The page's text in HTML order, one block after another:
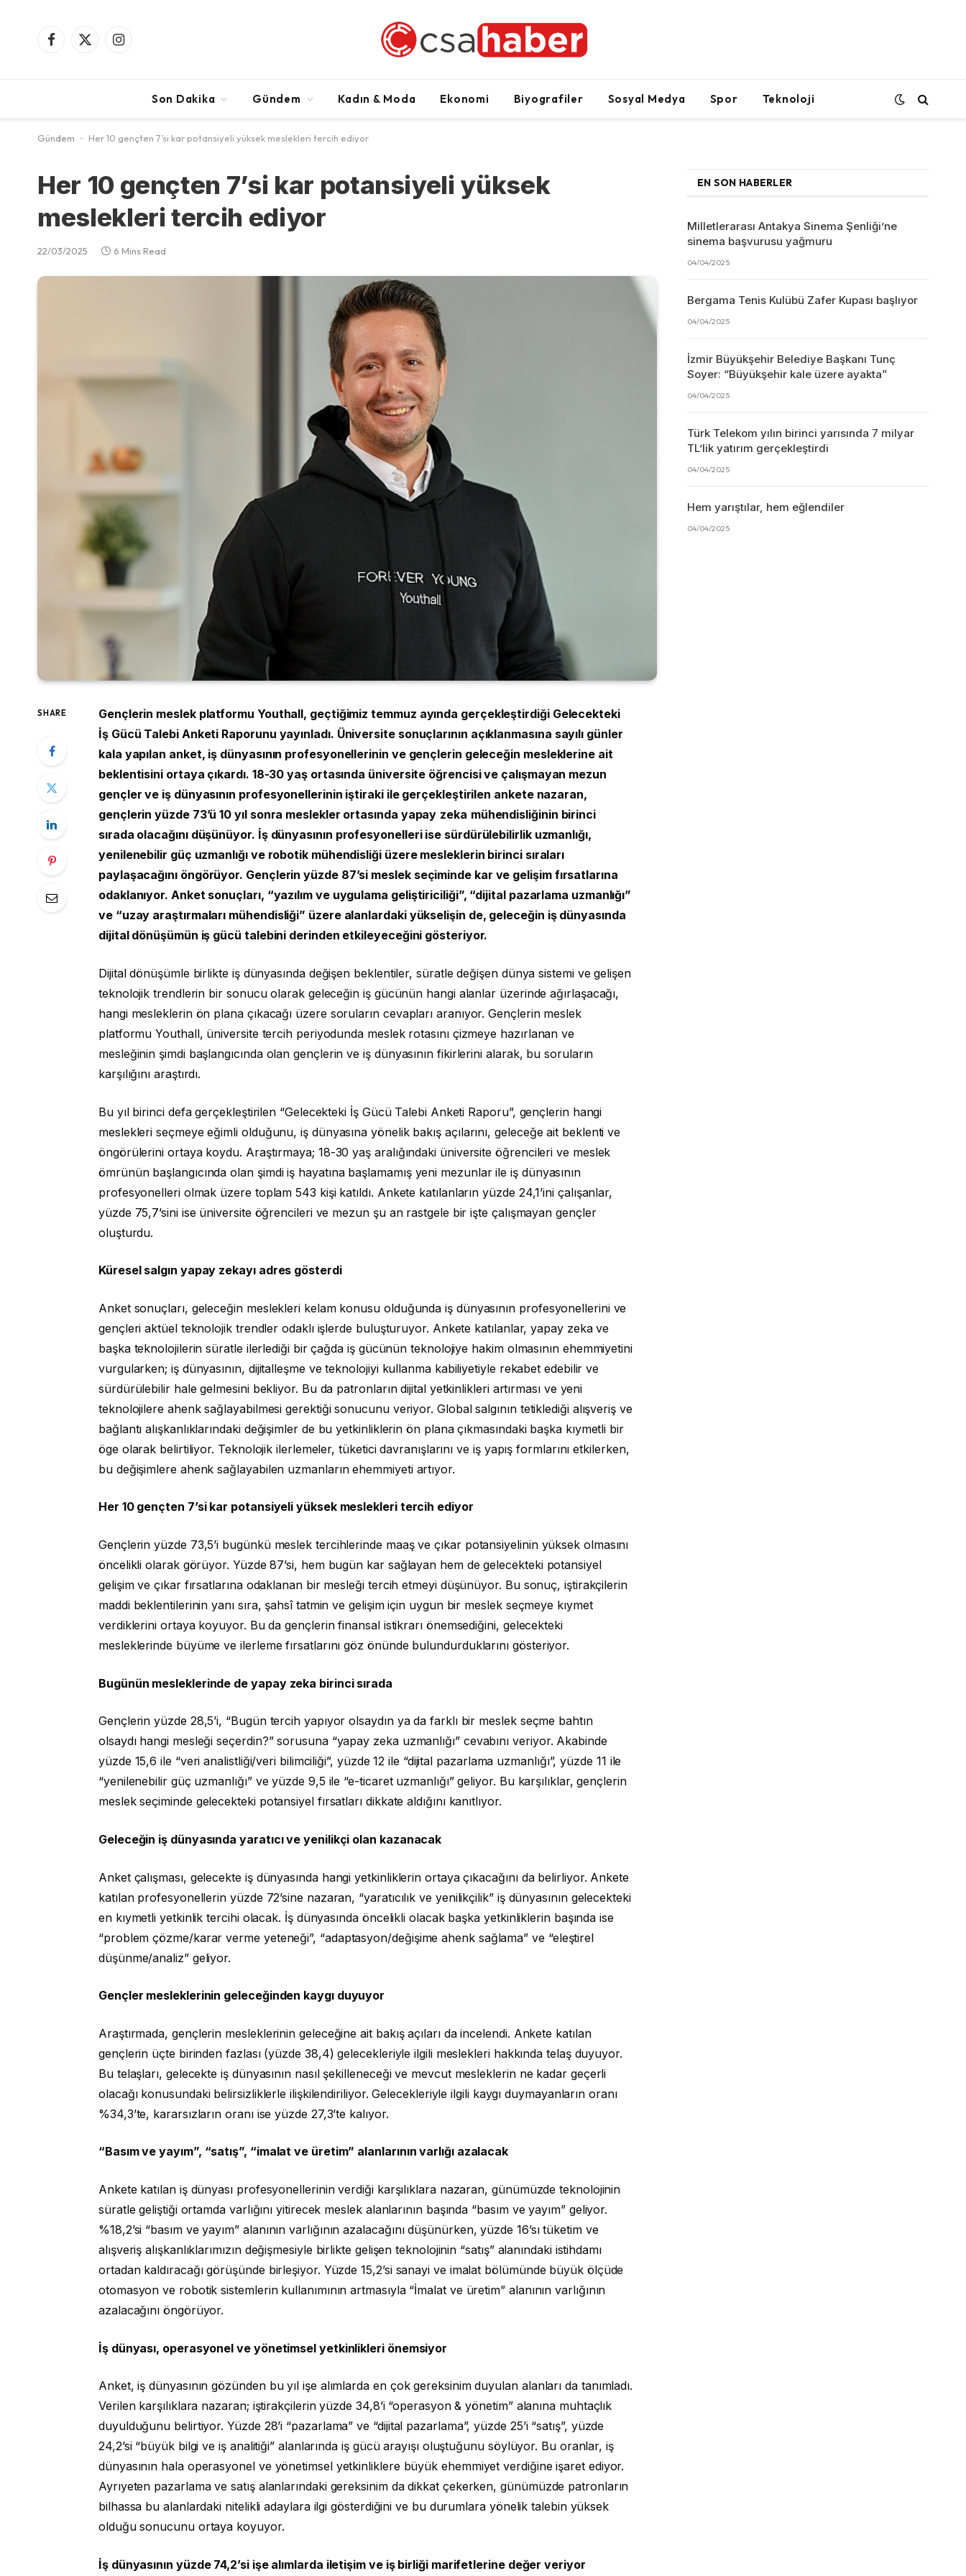
Facebook
X
Instagram
Son Dakika Gündem Kadın & Moda Ekonomi Biyografiler Sosyal Medya Spor Teknoloji
Gündem - Her 10 gençten 7’si kar potansiyeli yüksek meslekleri tercih ediyor
Her 10 gençten 7’si kar potansiyeli yüksek
meslekleri tercih ediyor
22/03/2025 6 Mins Read
SHARE
Gençlerin meslek platformu Youthall, geçtiğimiz temmuz ayında gerçekleştirdiği Gelecekteki
İş Gücü Talebi Anketi Raporunu yayınladı. Üniversite sonuçlarının açıklanmasına sayılı günler
kala yapılan anket, iş dünyasının profesyonellerinin ve gençlerin geleceğin mesleklerine ait
beklentisini ortaya çıkardı. 18-30 yaş ortasında üniversite öğrencisi ve çalışmayan mezun
gençler ve iş dünyasının profesyonellerinin iştiraki ile gerçekleştirilen ankete nazaran,
gençlerin yüzde 73’ü 10 yıl sonra meslekler ortasında yapay zeka mühendisliğinin birinci
sırada olacağını düşünüyor. İş dünyasının profesyonelleri ise sürdürülebilirlik uzmanlığı,
yenilenebilir güç uzmanlığı ve robotik mühendisliği üzere mesleklerin birinci sıraları
paylaşacağını öngörüyor. Gençlerin yüzde 87’si meslek seçiminde kar ve gelişim fırsatlarına
odaklanıyor. Anket sonuçları, “yazılım ve uygulama geliştiriciliği”, “dijital pazarlama uzmanlığı”
ve “uzay araştırmaları mühendisliği” üzere alanlardaki yükselişin de, geleceğin iş dünyasında
dijital dönüşümün iş gücü talebini derinden etkileyeceğini gösteriyor.
Dijital dönüşümle birlikte iş dünyasında değişen beklentiler, süratle değişen dünya sistemi ve gelişen
teknolojik trendlerin bir sonucu olarak geleceğin iş gücünün hangi alanlar üzerinde ağırlaşacağı,
hangi mesleklerin ön plana çıkacağı üzere soruların cevapları aranıyor. Gençlerin meslek
platformu Youthall, üniversite tercih periyodunda meslek rotasını çizmeye hazırlanan ve
mesleğinin şimdi başlangıcında olan gençlerin ve iş dünyasının fikirlerini alarak, bu soruların
karşılığını araştırdı.
Bu yıl birinci defa gerçekleştirilen “Gelecekteki İş Gücü Talebi Anketi Raporu”, gençlerin hangi
meslekleri seçmeye eğimli olduğunu, iş dünyasına yönelik bakış açılarını, geleceğe ait beklenti ve
öngörülerini ortaya koydu. Araştırmaya; 18-30 yaş aralığındaki üniversite öğrencileri ve meslek
ömrünün başlangıcında olan şimdi iş hayatına başlamamış yeni mezunlar ile iş dünyasının
profesyonelleri olmak üzere toplam 543 kişi katıldı. Ankete katılanların yüzde 24,1’ini çalışanlar,
yüzde 75,7’sini ise üniversite öğrencileri ve mezun şu an rastgele bir işte çalışmayan gençler
oluşturdu.
Küresel salgın yapay zekayı adres gösterdi
Anket sonuçları, geleceğin meslekleri kelam konusu olduğunda iş dünyasının profesyonellerini ve
gençleri aktüel teknolojik trendler odaklı işlerde buluşturuyor. Ankete katılanlar, yapay zeka ve
başka teknolojilerin süratle ilerlediği bir çağda iş gücünün teknolojiye hakim olmasının ehemmiyetini
vurgularken; iş dünyasının, dijitalleşme ve teknolojiyi kullanma kabiliyetiyle rekabet edebilir ve
sürdürülebilir hale gelmesini bekliyor. Bu da patronların dijital yetkinlikleri artırması ve yeni
teknolojilere ahenk sağlayabilmesi gerektiği sonucunu veriyor. Global salgının tetiklediği alışveriş ve
bağlantı alışkanlıklarındaki değişimler de bu yetkinliklerin ön plana çıkmasındaki başka kıymetli bir
öge olarak belirtiliyor. Teknolojik ilerlemeler, tüketici davranışlarını ve iş yapış formlarını etkilerken,
bu değişimlere ahenk sağlayabilen uzmanların ehemmiyeti artıyor.
Her 10 gençten 7’si kar potansiyeli yüksek meslekleri tercih ediyor
Gençlerin yüzde 73,5’i bugünkü meslek tercihlerinde maaş ve çıkar potansiyelinin yüksek olmasını
öncelikli olarak görüyor. Yüzde 87’si, hem bugün kar sağlayan hem de gelecekteki potansiyel
gelişim ve çıkar fırsatlarına odaklanan bir mesleği tercih etmeyi düşünüyor. Bu sonuç, iştirakçilerin
maddi beklentilerinin yanı sıra, şahsî tatmin ve gelişim için uygun bir meslek seçmeye kıymet
verdiklerini ortaya koyuyor. Bu da gençlerin finansal istikrarı önemsediğini, gelecekteki
mesleklerinde büyüme ve ilerleme fırsatlarını göz önünde bulundurduklarını gösteriyor.
Bugünün mesleklerinde de yapay zeka birinci sırada
Gençlerin yüzde 28,5’i, “Bugün tercih yapıyor olsaydın ya da farklı bir meslek seçme bahtın
olsaydı hangi mesleği seçerdin?” sorusuna “yapay zeka uzmanlığı” cevabını veriyor. Akabinde
yüzde 15,6 ile “veri analistliği/veri bilimciliği”, yüzde 12 ile “dijital pazarlama uzmanlığı”, yüzde 11 ile
“yenilenebilir güç uzmanlığı” ve yüzde 9,5 ile “e-ticaret uzmanlığı” geliyor. Bu karşılıklar, gençlerin
meslek seçiminde gelecekteki potansiyel fırsatları dikkate aldığını kanıtlıyor.
Geleceğin iş dünyasında yaratıcı ve yenilikçi olan kazanacak
Anket çalışması, gelecekte iş dünyasında hangi yetkinliklerin ortaya çıkacağını da belirliyor. Ankete
katılan profesyonellerin yüzde 72’sine nazaran, “yaratıcılık ve yenilikçilik” iş dünyasının gelecekteki
en kıymetli yetkinlik tercihi olacak. İş dünyasında öncelikli olacak başka yetkinliklerin başında ise
“problem çözme/karar verme yeteneği”, “adaptasyon/değişime ahenk sağlama” ve “eleştirel
düşünme/analiz” geliyor.
Gençler mesleklerinin geleceğinden kaygı duyuyor
Araştırmada, gençlerin mesleklerinin geleceğine ait bakış açıları da incelendi. Ankete katılan
gençlerin üçte birinden fazlası (yüzde 38,4) gelecekleriyle ilgili meslekleri hakkında telaş duyuyor.
Bu telaşları, gelecekte iş dünyasının nasıl şekilleneceği ve mevcut mesleklerin ne kadar geçerli
olacağı konusundaki belirsizliklerle ilişkilendiriliyor. Gelecekleriyle ilgili kaygı duymayanların oranı
%34,3’te, kararsızların oranı ise yüzde 27,3’te kalıyor.
“Basım ve yayım”, “satış”, “imalat ve üretim” alanlarının varlığı azalacak
Ankete katılan iş dünyası profesyonellerinin verdiği karşılıklara nazaran, günümüzde teknolojinin
süratle geliştiği ortamda varlığını yitirecek meslek alanlarının başında “basım ve yayım” geliyor.
%18,2’si “basım ve yayım” alanının varlığının azalacağını düşünürken, yüzde 16’sı tüketim ve
alışveriş alışkanlıklarımızın değişmesiyle birlikte gelişen teknolojinin “satış” alanındaki istihdamı
ortadan kaldıracağı görüşünde birleşiyor. Yüzde 15,2’si sanayi ve imalat bölümünde büyük ölçüde
otomasyon ve robotik sistemlerin kullanımının artmasıyla “İmalat ve üretim” alanının varlığının
azalacağını öngörüyor.
İş dünyası, operasyonel ve yönetimsel yetkinlikleri önemsiyor
Anket, iş dünyasının gözünden bu yıl işe alımlarda en çok gereksinim duyulan alanları da tanımladı.
Verilen karşılıklara nazaran; iştirakçilerin yüzde 34,8’i “operasyon & yönetim” alanına muhtaçlık
duyulduğunu belirtiyor. Yüzde 28’i “pazarlama” ve “dijital pazarlama”, yüzde 25’i “satış”, yüzde
24,2’si “büyük bilgi ve iş analitiği” alanlarında iş gücü arayışı oluştuğunu söylüyor. Bu oranlar, iş
dünyasının hala operasyonel ve yönetimsel yetkinliklere büyük ehemmiyet verdiğine işaret ediyor.
Ayrıyeten pazarlama ve satış alanlarındaki gereksinim da dikkat çekerken, günümüzde patronların
bilhassa bu alanlardaki nitelikli adaylara ilgi gösterdiğini ve bu durumlara yönelik talebin yüksek
olduğu sonucunu ortaya koyuyor.
İş dünyasının yüzde 74,2’si işe alımlarda iletişim ve iş birliği marifetlerine değer veriyor
EN SON HABERLER
Milletlerarası Antakya Sinema Şenliği’ne
sinema başvurusu yağmuru
04/04/2025
Bergama Tenis Kulübü Zafer Kupası başlıyor
04/04/2025
İzmir Büyükşehir Belediye Başkanı Tunç
Soyer: “Büyükşehir kale üzere ayakta”
04/04/2025
Türk Telekom yılın birinci yarısında 7 milyar
TL’lik yatırım gerçekleştirdi
04/04/2025
Hem yarıştılar, hem eğlendiler
04/04/2025